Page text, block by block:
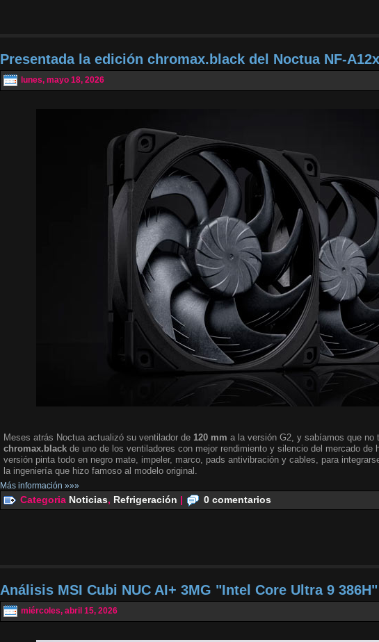
Presentada la edición chromax.black del Noctua
lunes, mayo 18, 2026
Meses atrás Noctua actualizó su ventilador de 120 mm a la versión G2, y sabíamos que no
chromax.black de uno de los ventiladores con mejor rendimiento y silencio del mercado de
versión pinta todo en negro mate, impeler, marco, pads antivibración y cables, para
la ingeniería que hizo famoso al modelo original.
Más información »»»
Categoria Noticias, Refrigeración | 0 comentarios
Análisis MSI Cubi NUC AI+ 3MG "Intel Core Ultra 9 386H"
miércoles, abril 15, 2026